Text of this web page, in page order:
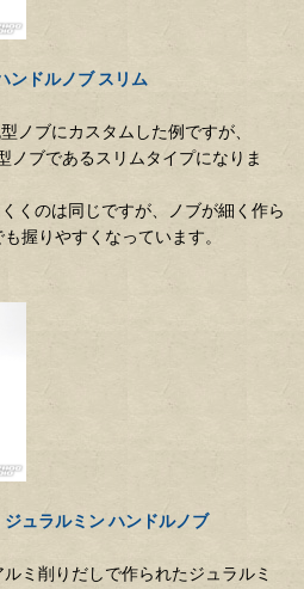
ンドルノブ スリム
ノブにカスタムした例ですが、
ノブであるスリムタイプになりま
くのは同じですが、ノブが細く作ら
握りやすくなっています。
ジュラルミン ハンドルノブ
ミ削りだしで作られたジュラルミ